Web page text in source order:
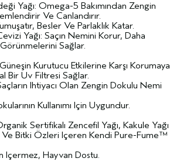
Yağı: Omega-5 Bakımından Zengin
Ve Canlandırır.
Besler Ve Parlaklık Katar.
Yağı: Saçın Nemini Korur, Daha
Sağlar.
Kurutucu Etkilerine Karşı Korumaya
Bir Uv Filtresi Sağlar.
Ihtiyacı Olan Zengin Dokulu Nemi
Kullanımı Için Uygundur.
Sertifikalı Zencefil Yağı, Kakule Yağı
Bitki Özleri Içeren Kendi Pure-Fume™
Içermez, Hayvan Dostu.